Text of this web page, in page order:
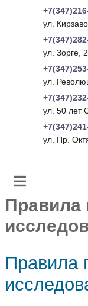
ул.
ул. Зорге,
ул.
ул. 50 лет
ул. Пр.
Правила
Правила